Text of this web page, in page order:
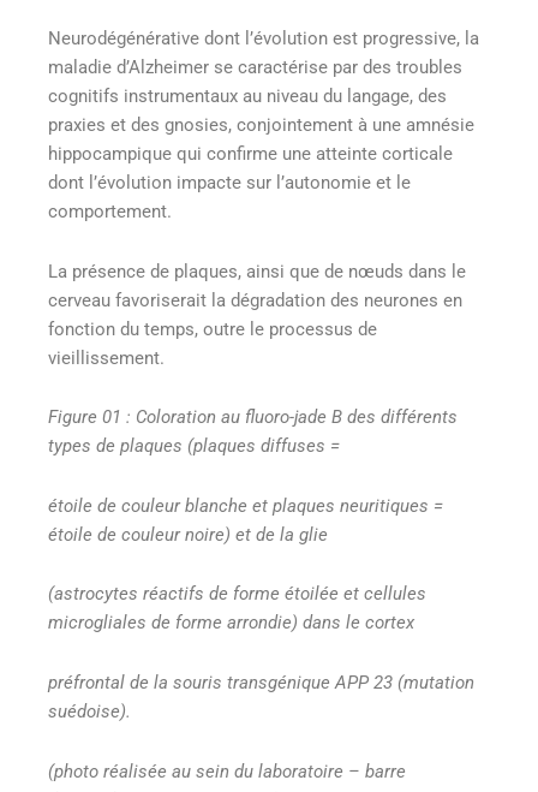
Neurodégénérative dont l’évolution est progressive, la
maladie d’Alzheimer se caractérise par des troubles
cognitifs instrumentaux au niveau du langage, des
praxies et des gnosies, conjointement à une amnésie
hippocampique qui confirme une atteinte corticale
dont l’évolution impacte sur l’autonomie et le
comportement.
La présence de plaques, ainsi que de nœuds dans le
cerveau favoriserait la dégradation des neurones en
fonction du temps, outre le processus de
vieillissement.
Figure 01 : Coloration au fluoro-jade B des différents
types de plaques (plaques diffuses =
étoile de couleur blanche et plaques neuritiques =
étoile de couleur noire) et de la glie
(astrocytes réactifs de forme étoilée et cellules
microgliales de forme arrondie) dans le cortex
préfrontal de la souris transgénique APP 23 (mutation
suédoise).
(photo réalisée au sein du laboratoire – barre